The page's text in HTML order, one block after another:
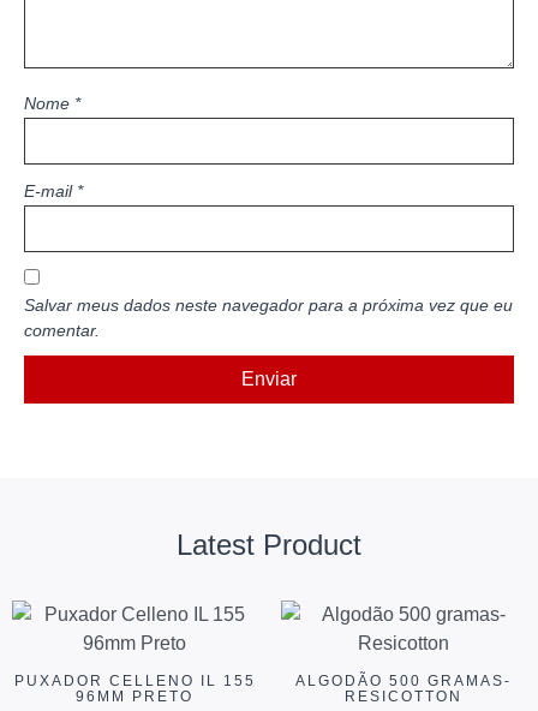
Nome *
E-mail *
Salvar meus dados neste navegador para a próxima vez que eu
comentar.
Latest Product
PUXADOR CELLENO IL 155
96MM PRETO
ALGODÃO 500 GRAMAS-
RESICOTTON